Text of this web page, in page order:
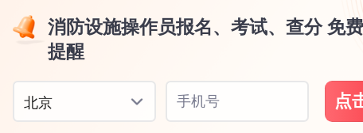
消防设施操作员报名、考试、查分 免
提醒
北京 手机号 点